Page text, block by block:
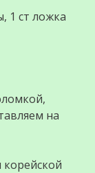
1 ст ложка
на
корейской